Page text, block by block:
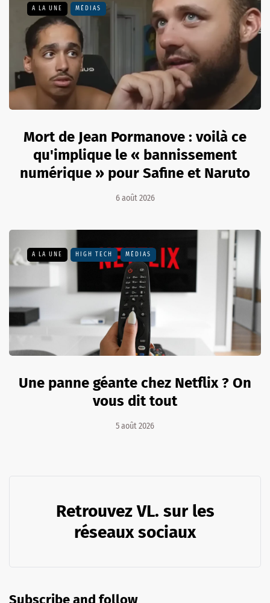
A LA UNE MÉDIAS
Mort de Jean Pormanove : voilà ce
qu'implique le « bannissement
numérique » pour Safine et Naruto
6 août 2026
A LA UNE HIGH TECH MÉDIAS
Une panne géante chez Netflix ? On
vous dit tout
5 août 2026
Retrouvez VL. sur les
réseaux sociaux